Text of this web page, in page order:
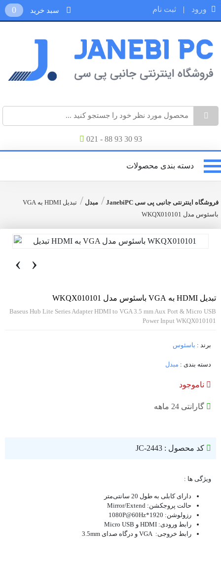
ورود | ثبت نام 0
021 - 88 93 30 93
دسته بندی محصولات
فروشگاه اینترنتی جانبی پی سی JanebiPC / مبدل /
تبدیل HDMI به VGA
باسئوس مدل WKQX010101
‹ ›
تبدیل HDMI به VGA باسئوس مدل WKQX010101
Baseus Hub Lite Series Adapter HDMI to VGA 3.5 mm Aux Port & Micro USB
Power Input WKQX010101
برند : باسئوس
دسته بندی : مبدل
ناموجود
گارانتی 24 ماهه
کد محصول : JC-2443
ویژگی ها :
دارای کابلی به طول 20 سانتی‌متر
حالت پروجکشن: Mirror/Extend
رزولوشن: 1920*1080P@60Hz
رابط ورودی: HDMI و Micro USB
رابط خروجی: VGA و درگاه صدای 3.5mm